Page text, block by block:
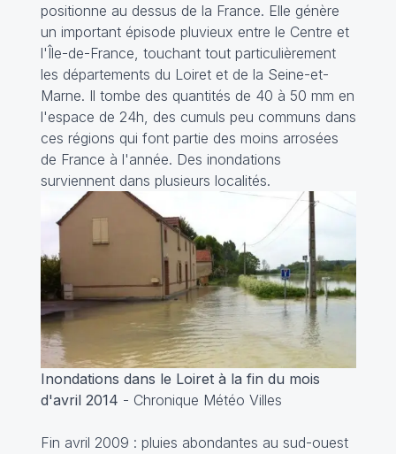
positionne au dessus de la France. Elle génère
un important épisode pluvieux entre le Centre et
l'Île-de-France, touchant tout particulièrement
les départements du Loiret et de la Seine-et-
Marne. Il tombe des quantités de 40 à 50 mm en
l'espace de 24h, des cumuls peu communs dans
ces régions qui font partie des moins arrosées
de France à l'année. Des inondations
surviennent dans plusieurs localités.
Inondations dans le Loiret à la fin du mois
d'avril 2014 - Chronique Météo Villes
Fin avril 2009 : pluies abondantes au sud-ouest